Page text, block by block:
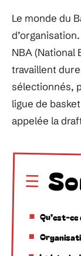
Le monde du
NBA (National
travaillent
sélectionnés,
ligue de
appelée la
Qu’est-